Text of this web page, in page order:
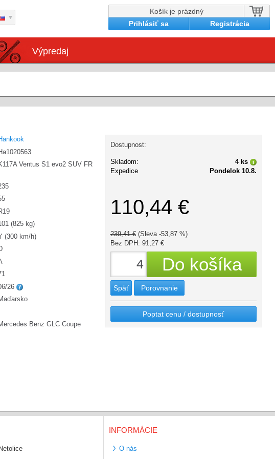
Košík je prázdný
Prihlásiť sa
Registrácia
Výpredaj
Ventus S1 evo2 SUV FR
(825 kg)
(300 km/h)
26
Benz GLC Coupe
Dostupnost:
Skladom:
4 ks
Expedice
Pondelok 10.8.
110,44 €
239,41 € (Sleva -53,87 %)
Bez DPH: 91,27 €
Späť Porovnanie
Poptat cenu / dostupnosť
INFORMÁCIE
O nás